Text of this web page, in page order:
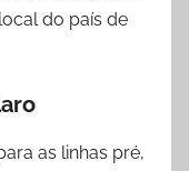
do país de
as linhas pré,